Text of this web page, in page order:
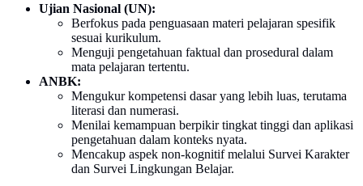
Ujian Nasional (UN):
Berfokus pada penguasaan materi pelajaran spesifik
sesuai kurikulum.
Menguji pengetahuan faktual dan prosedural dalam
mata pelajaran tertentu.
ANBK:
Mengukur kompetensi dasar yang lebih luas, terutama
literasi dan numerasi.
Menilai kemampuan berpikir tingkat tinggi dan aplikasi
pengetahuan dalam konteks nyata.
Mencakup aspek non-kognitif melalui Survei Karakter
dan Survei Lingkungan Belajar.